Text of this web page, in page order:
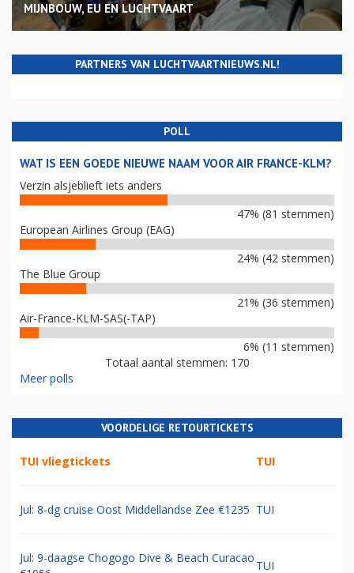
MIJNBOUW, EU EN LUCHTVAART
PARTNERS VAN LUCHTVAARTNIEUWS.NL!
POLL
WAT IS EEN GOEDE NIEUWE NAAM VOOR AIR FRANCE-KLM?
Verzin alsjeblieft iets anders
47% (81 stemmen)
European Airlines Group (EAG)
24% (42 stemmen)
The Blue Group
21% (36 stemmen)
Air-France-KLM-SAS(-TAP)
6% (11 stemmen)
Totaal aantal stemmen: 170
Meer polls
VOORDELIGE RETOURTICKETS
TUI vliegtickets TUI
Jul: 8-dg cruise Oost Middellandse Zee €1235 TUI
Jul: 9-daagse Chogogo Dive & Beach Curacao
TUI